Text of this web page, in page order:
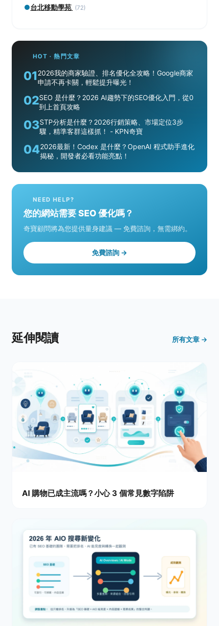
●台北移動學苑 (72)
HOT · 熱門文章
012026我的商家驗證、排名優化全攻略！Google商家
申請不再卡關，輕鬆提升曝光！
02SEO 是什麼？2026 AI趨勢下的SEO優化入門，從0
到上首頁攻略
03STP分析是什麼？2026行銷策略、市場定位3步
驟，精準客群這樣抓！ - KPN奇寶
042026最新！Codex 是什麼？OpenAI 程式助手進化
揭秘，開發者必看功能亮點！
NEED HELP?
您的網站需要 SEO 優化嗎？
奇寶顧問將為您提供量身建議 — 免費諮詢，無需綁約。
免費諮詢 →
延伸閱讀 所有文章 →
AI 購物已成主流嗎？小心 3 個常見數字陷阱